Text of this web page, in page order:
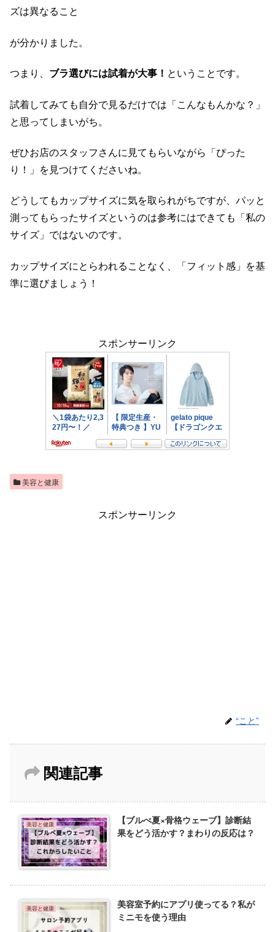
ズは異なること
が分かりました。
つまり、 ブラ選びには試着が大事！ ということです。
試着してみても自分で見るだけでは「こんなもんかな？」
と思ってしまいがち。
ぜひお店のスタッフさんに見てもらいながら「ぴった
り！」を見つけてくださいね。
どうしてもカップサイズに気を取られがちですが、パッと
測ってもらったサイズというのは参考にはできても「私の
サイズ」ではないのです。
カップサイズにとらわれることなく、「フィット感」を基
準に選びましょう！
スポンサーリンク
美容と健康
スポンサーリンク
“こと”
関連記事
美容と健康
【ブルべ夏×骨格ウェーブ】診断結
果をどう活かす？まわりの反応は？
美容と健康
美容室予約にアプリ使ってる？私が
ミニモを使う理由